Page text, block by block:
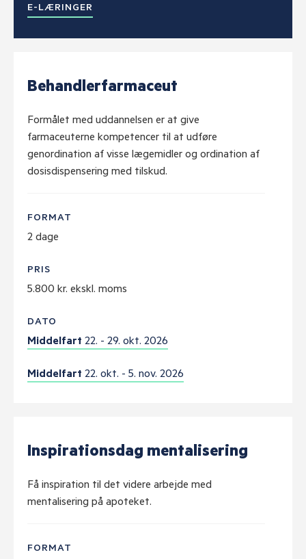
E-LÆRINGER
Behandlerfarmaceut
Formålet med uddannelsen er at give
farmaceuterne kompetencer til at udføre
genordination af visse lægemidler og ordination af
dosisdispensering med tilskud.
FORMAT
2 dage
PRIS
5.800 kr. ekskl. moms
DATO
Middelfart 22. - 29. okt. 2026
Middelfart 22. okt. - 5. nov. 2026
Inspirationsdag mentalisering
Få inspiration til det videre arbejde med
mentalisering på apoteket.
FORMAT